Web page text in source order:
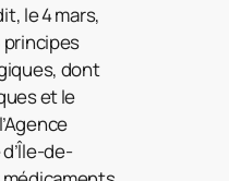
le 4 mars,
principes
dont
et le
de-